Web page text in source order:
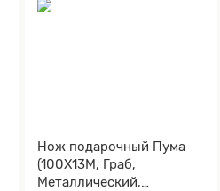
Нож подарочный Пума
(100Х13М, Граб,
Металлический,